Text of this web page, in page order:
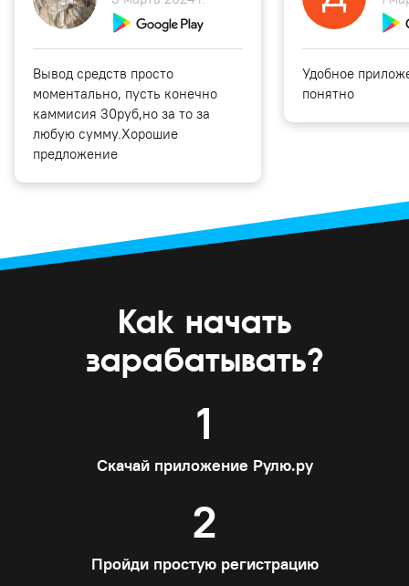
Вывод средств просто
моментально, пусть конечно
каммисия 30руб,но за то за
любую сумму.Хорошие
предложение
Удобное
понятно
Как начать
зарабатывать?
1
Скачай приложение Рулю.ру
2
Пройди простую регистрацию